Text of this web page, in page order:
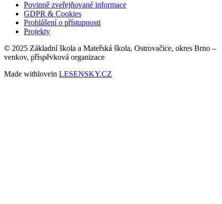
Povinně zveřejňované informace
GDPR & Cookies
Prohlášení o přístupnosti
Projekty
© 2025 Základní škola a Mateřská škola, Ostrovačice, okres Brno –
venkov, příspěvková organizace
Made withlovein LESENSKY.CZ